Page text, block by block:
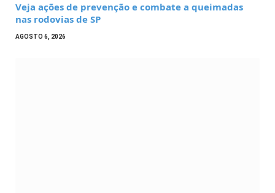
Veja ações de prevenção e combate a queimadas
nas rodovias de SP
AGOSTO 6, 2026